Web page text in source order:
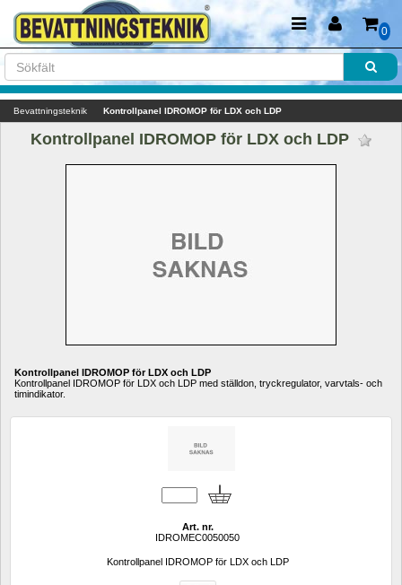
0
Bevattningsteknik Kontrollpanel IDROMOP för LDX och LDP
Kontrollpanel IDROMOP för LDX och LDP
Kontrollpanel IDROMOP för LDX och LDP
Kontrollpanel IDROMOP för LDX och LDP med ställdon, tryckregulator, varvtals- och
timindikator.
Art. nr.
IDROMEC0050050
Kontrollpanel IDROMOP för LDX och LDP